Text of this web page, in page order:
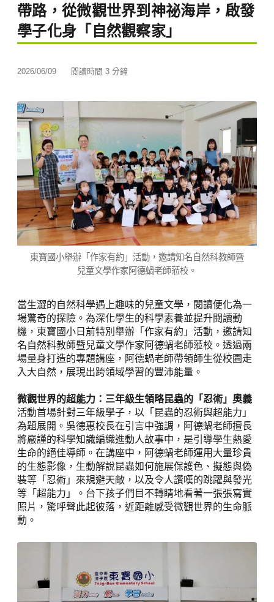
帶路，從微觀世界到神祕海岸，啟發
學子化身「自然觀察家」
2026/06/09 閱讀時間 3 分鐘
東寶國小舉辦「作家有約」活動，邀請知名自然科教師暨
兒童文學作家阿德蝸老師蒞校。
當生澀的自然科學遇上趣味的兒童文學，閱讀便化為一
場驚奇的探險。為深化學生的科學素養並提升閱讀動
機，東寶國小日前特別舉辦「作家有約」活動，邀請知
名自然科教師暨兒童文學作家阿德蝸老師蒞校。透過兩
場量身打造的專題講座，阿德蝸老師帶領師生從校園走
入大自然，展現出跨領域學習的豐沛能量。
微觀世界的超能力：三年級生領略昆蟲的「忍術」奧義
活動首場針對三年級學子，以「昆蟲的忍術與超能力」
為題展開。吳德惠校長在引言中強調，阿德蝸老師擅長
將嚴謹的科學知識編織進動人故事中，是引導學生熱愛
生命的絕佳導師。在講座中，阿德蝸老師運用大量珍貴
的生態影像，生動解說昆蟲如何施展保護色、擬態與偽
裝等「忍術」來規避天敵，以及令人讚嘆的跳躍與發光
等「超能力」。台下孩子們目不轉睛地看著一張張寫實
照片，驚呼聲此起彼落，近距離感受微觀世界的生命脈
動。